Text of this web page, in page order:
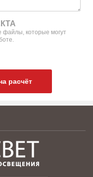
файлы, которые могут
расчёт